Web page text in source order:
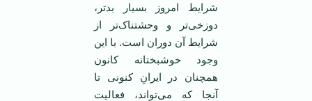
شرایط امروز بسیار بد‌تر،
دوزخی‌تر و وحشتناک‌تر از
شرایط آن دوران است. با این
وجود خوشبختانه کانون
همچنان در ایرانِ کنونی تا
آنجا که می‌تواند، فعالیت